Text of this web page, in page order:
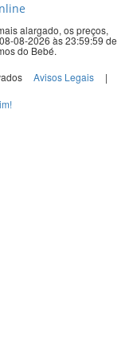
alargado, os preços,
08-2026 às 23:59:59 de
do Bebé.
Avisos Legais
|